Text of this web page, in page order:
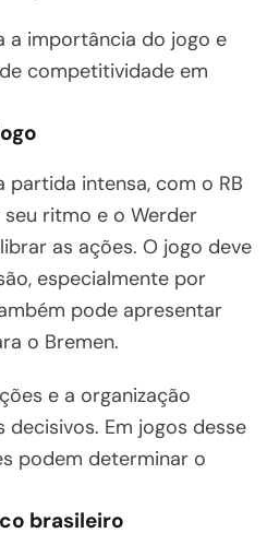
a importância do jogo e
competitividade em
intensa, com o RB
ritmo e o Werder
as ações. O jogo deve
especialmente por
pode apresentar
o Bremen.
e a organização
Em jogos desse
podem determinar o
brasileiro